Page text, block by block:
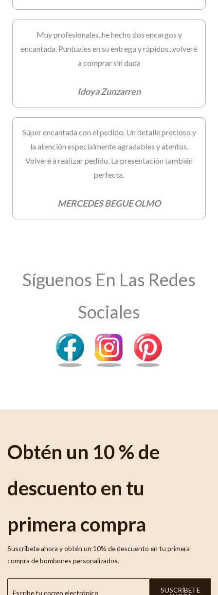
Muy profesionales, he hecho dos encargos y
encantada. Puntuales en su entrega y rápidos...volveré
a comprar sin duda
Idoya Zunzarren
Súper encantada con el pedido. Un detalle precioso y
la atención especialmente agradables y atentos.
Volveré a realizar pedido. La presentación también
perfecta.
MERCEDES BEGUE OLMO
Síguenos En Las Redes
Sociales
Obtén un 10 % de
descuento en tu
primera compra
Suscríbete ahora y obtén un 10% de descuento en tu primera
compra de bombones personalizados.
SUSCRÍBETE